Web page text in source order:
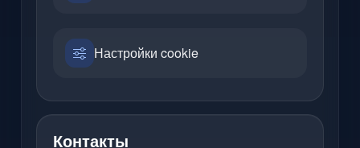
Настройки cookie
Контакты